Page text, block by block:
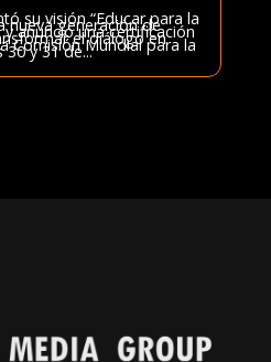
su visión “Educar para la
nueva generación de
anunció una certificación
el diálogo en
Comisión Mundial para la
y 31 de...